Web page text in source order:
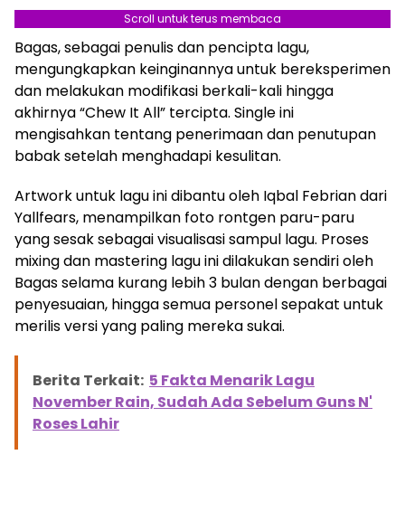
Berita Terkait: Menurut Penelitian Musik
Ternyata Bisa Mengubah Cara Mengingat
Kenangan
Scroll untuk terus membaca
Bagas, sebagai penulis dan pencipta lagu,
mengungkapkan keinginannya untuk bereksperimen
dan melakukan modifikasi berkali-kali hingga
akhirnya “Chew It All” tercipta. Single ini
mengisahkan tentang penerimaan dan penutupan
babak setelah menghadapi kesulitan.
Artwork untuk lagu ini dibantu oleh Iqbal Febrian dari
Yallfears, menampilkan foto rontgen paru-paru
yang sesak sebagai visualisasi sampul lagu. Proses
mixing dan mastering lagu ini dilakukan sendiri oleh
Bagas selama kurang lebih 3 bulan dengan berbagai
penyesuaian, hingga semua personel sepakat untuk
merilis versi yang paling mereka sukai.
Berita Terkait: 5 Fakta Menarik Lagu
November Rain, Sudah Ada Sebelum Guns N'
Roses Lahir